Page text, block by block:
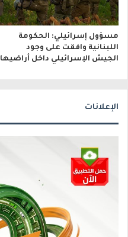
مسؤول إسرائيلي: الحكومة
اللبنانية وافقت على وجود
الجيش الإسرائيلي داخل أراضيها
الإعلانات